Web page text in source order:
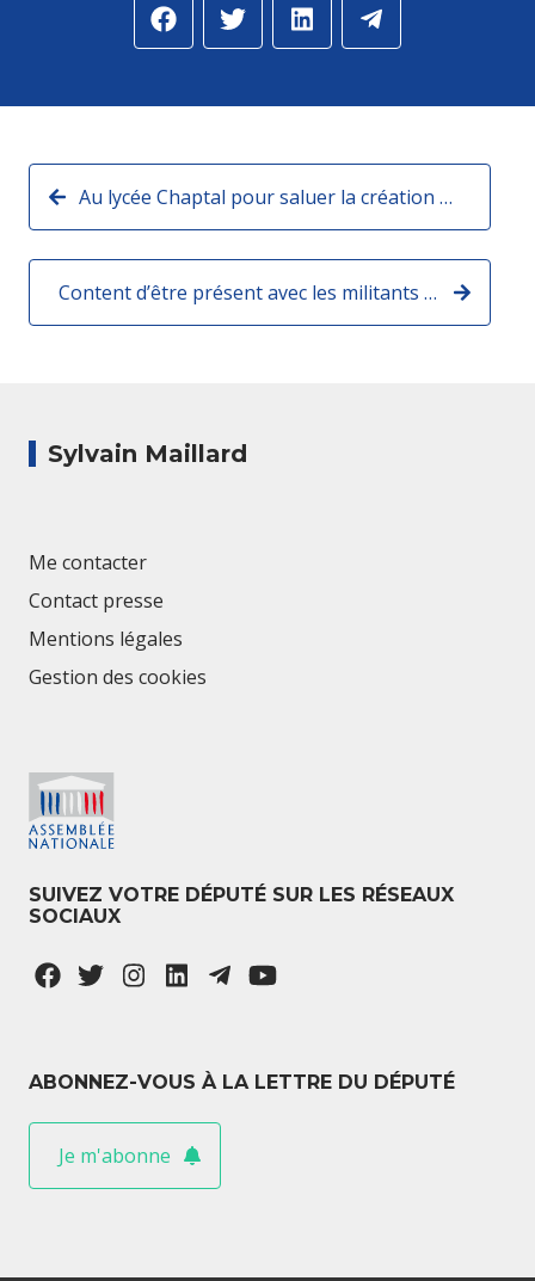
Au lycée Chaptal pour saluer la création d'une classe préparatoire professionnelle aux sciences de l'ingénieur !
Content d’être présent avec les militants de Renaissance du 12e aux côtés de David Ouzilou !
Sylvain Maillard
Me contacter
Contact presse
Mentions légales
Gestion des cookies
SUIVEZ VOTRE DÉPUTÉ SUR LES RÉSEAUX
SOCIAUX
ABONNEZ-VOUS À LA LETTRE DU DÉPUTÉ
Je m'abonne